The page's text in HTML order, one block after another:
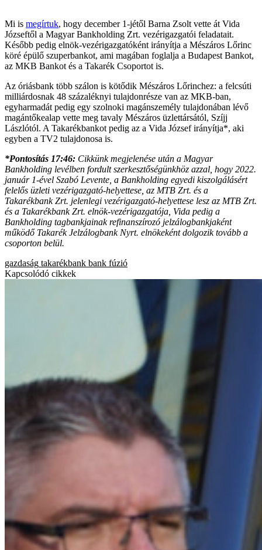
Mi is megírtuk, hogy december 1-jétől Barna Zsolt vette át Vida
Józseftől a Magyar Bankholding Zrt. vezérigazgatói feladatait.
Később pedig elnök-vezérigazgatóként irányítja a Mészáros Lőrinc
köré épülő szuperbankot, ami magában foglalja a Budapest Bankot,
az MKB Bankot és a Takarék Csoportot is.
Az óriásbank több szálon is kötődik Mészáros Lőrinchez: a felcsúti
milliárdosnak 48 százaléknyi tulajdonrésze van az MKB-ban,
egyharmadát pedig egy szolnoki magánszemély tulajdonában lévő
magántőkealap vette meg tavaly Mészáros üzlettársától, Szíjj
Lászlótól. A Takarékbankot pedig az a Vida József irányítja*, aki
egyben a TV2 tulajdonosa is.
*Pontosítás 17:46: Cikkünk megjelenése után a Magyar
Bankholding levélben fordult szerkesztőségünkhöz azzal, hogy 2022.
január 1-ével Szabó Levente, a Bankholding egyedi kiszolgálásért
felelős üzleti vezérigazgató-helyettese, az MTB Zrt. és a
Takarékbank Zrt. jelenlegi vezérigazgató-helyettese lesz az MTB Zrt.
és a Takarékbank Zrt. elnök-vezérigazgatója, Vida pedig a
Bankholding tagbankjainak refinanszírozó jelzálogbankjaként
működő Takarék Jelzálogbank Nyrt. elnökeként dolgozik tovább a
csoporton belül.
gazdaság takarékbank bank fúzió
Kapcsolódó cikkek